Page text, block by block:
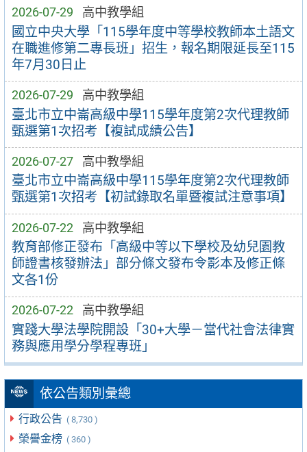
2026-07-29 高中教學組
國立中央大學「115學年度中等學校教師本土語文
在職進修第二專長班」招生，報名期限延長至115
年7月30日止
2026-07-29 高中教學組
臺北市立中崙高級中學115學年度第2次代理教師
甄選第1次招考【複試成績公告】
2026-07-27 高中教學組
臺北市立中崙高級中學115學年度第2次代理教師
甄選第1次招考【初試錄取名單暨複試注意事項】
2026-07-22 高中教學組
教育部修正發布「高級中等以下學校及幼兒園教
師證書核發辦法」部分條文發布令影本及修正條
文各1份
2026-07-22 高中教學組
實踐大學法學院開設「30+大學－當代社會法律實
務與應用學分學程專班」
依公告類別彙總
行政公告 ( 8,730 )
榮譽金榜 ( 360 )